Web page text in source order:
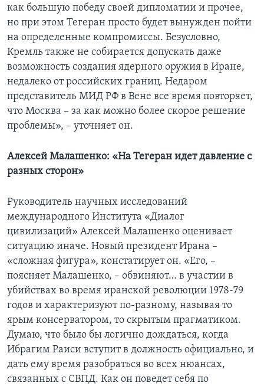
как большую победу своей дипломатии и прочее,
но при этом Тегеран просто будет вынужден пойти
на определенные компромиссы. Безусловно,
Кремль также не собирается допускать даже
возможность создания ядерного оружия в Иране,
недалеко от российских границ. Недаром
представитель МИД РФ в Вене все время повторяет,
что Москва – за как можно более скорое решение
проблемы», – уточняет он.
Алексей Малашенко: «На Тегеран идет давление с
разных сторон»
Руководитель научных исследований
международного Института «Диалог
цивилизаций» Алексей Малашенко оценивает
ситуацию иначе. Новый президент Ирана –
«сложная фигура», констатирует он. «Его, –
поясняет Малашенко, – обвиняют… в участии в
убийствах во время иранской революции 1978-79
годов и характеризуют по-разному, называя то
ярым консерватором, то скрытым прагматиком.
Думаю, что было бы логично дождаться, когда
Ибрагим Раиси вступит в должность официально, и
дать ему время разобраться во всех нюансах,
связанных с СВПД. Как он поведет себя по